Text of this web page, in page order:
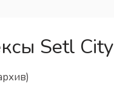
Setl City